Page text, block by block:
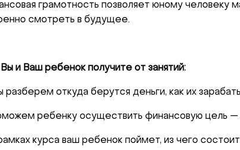
грамотность позволяет юному человеку
смотреть в будущее.
и Ваш ребенок получите от занятий:
откуда берутся деньги, как их
ребенку осуществить финансовую цель —
курса ваш ребенок поймет, из чего